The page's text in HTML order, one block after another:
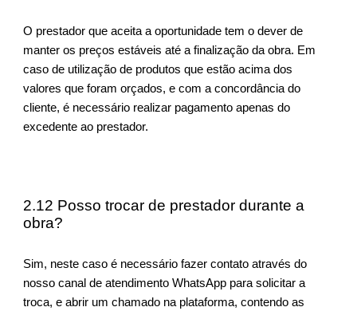
O prestador que aceita a oportunidade tem o dever de
manter os preços estáveis até a finalização da obra. Em
caso de utilização de produtos que estão acima dos
valores que foram orçados, e com a concordância do
cliente, é necessário realizar pagamento apenas do
excedente ao prestador.
2.12 Posso trocar de prestador durante a
obra?
Sim, neste caso é necessário fazer contato através do
nosso canal de atendimento WhatsApp para solicitar a
troca, e abrir um chamado na plataforma, contendo as